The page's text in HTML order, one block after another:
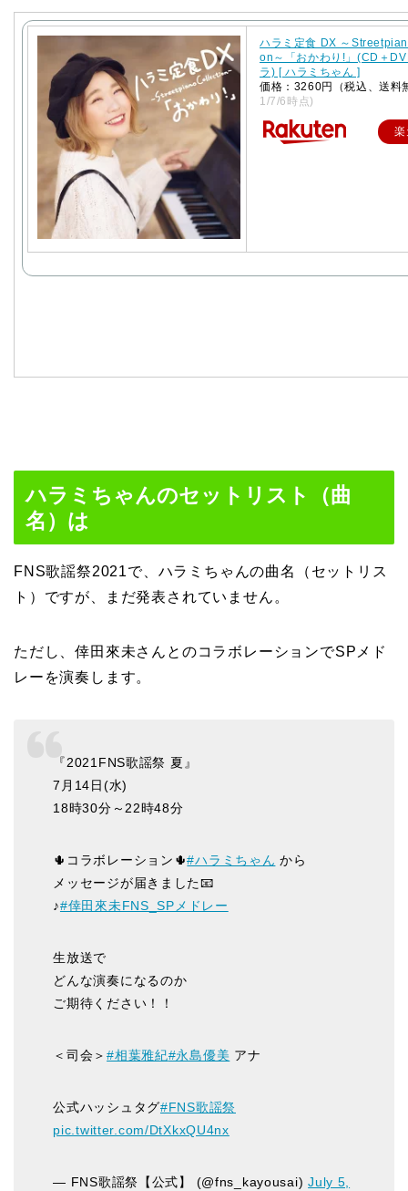
ハラミ定食 DX ～
on～「おかわり!」(CD＋
ラ) [ ハラミちゃん ]
価格：3260円（税込、送料
1/7/6時点)
ハラミちゃんのセットリスト（曲
名）は
FNS歌謡祭2021で、ハラミちゃんの曲名（セットリス
ト）ですが、まだ発表されていません。
ただし、倖田來未さんとのコラボレーションでSPメド
レーを演奏します。
『2021FNS歌謡祭 夏』
7月14日(水)
18時30分～22時48分
🌵コラボレーション🌵#ハラミちゃん から
メッセージが届きました📧
♪#倖田來未FNS_SPメドレー
生放送で
どんな演奏になるのか
ご期待ください！！
＜司会＞#相葉雅紀#永島優美 アナ
公式ハッシュタグ#FNS歌謡祭
pic.twitter.com/DtXkxQU4nx
— FNS歌謡祭【公式】 (@fns_kayousai)July 5,